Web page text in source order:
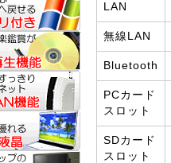
LAN
無線LAN
Bluetooth
PCカード
スロット
SDカード
スロット